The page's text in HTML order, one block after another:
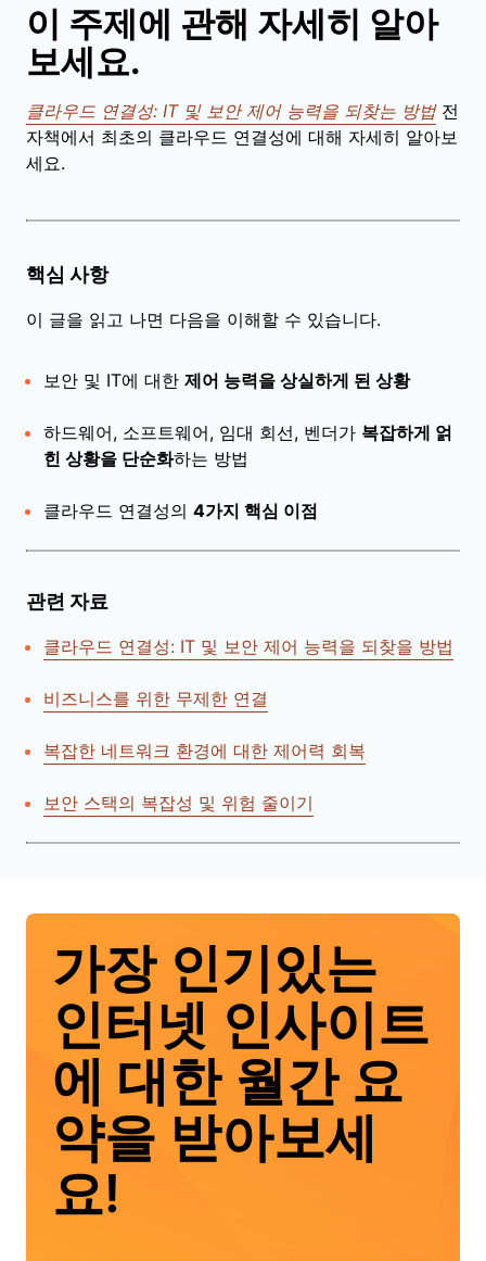
이 주제에 관해 자세히 알아
보세요.
클라우드 연결성: IT 및 보안 제어 능력을 되찾는 방법전
자책에서 최초의 클라우드 연결성에 대해 자세히 알아보
세요.
핵심 사항
이 글을 읽고 나면 다음을 이해할 수 있습니다.
보안 및 IT에 대한 제어 능력을 상실하게 된 상황
하드웨어, 소프트웨어, 임대 회선, 벤더가 복잡하게 얽
힌 상황을 단순화하는 방법
클라우드 연결성의 4가지 핵심 이점
관련 자료
클라우드 연결성: IT 및 보안 제어 능력을 되찾을 방법
비즈니스를 위한 무제한 연결
복잡한 네트워크 환경에 대한 제어력 회복
보안 스택의 복잡성 및 위험 줄이기
가장 인기있는
인터넷 인사이트
에 대한 월간 요
약을 받아보세
요!